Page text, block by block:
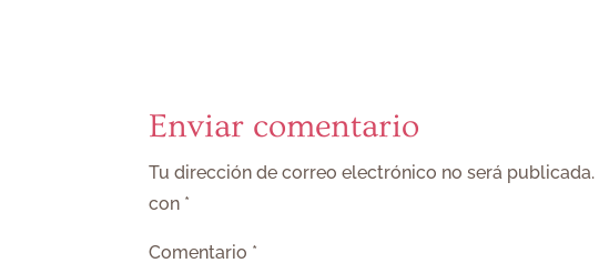
Enviar comentario
Tu dirección de correo electrónico no será publicada.
con *
Comentario *